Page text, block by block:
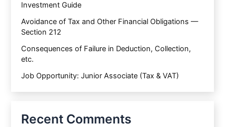
Investment Guide
Avoidance of Tax and Other Financial Obligations —
Section 212
Consequences of Failure in Deduction, Collection,
etc.
Job Opportunity: Junior Associate (Tax & VAT)
Recent Comments